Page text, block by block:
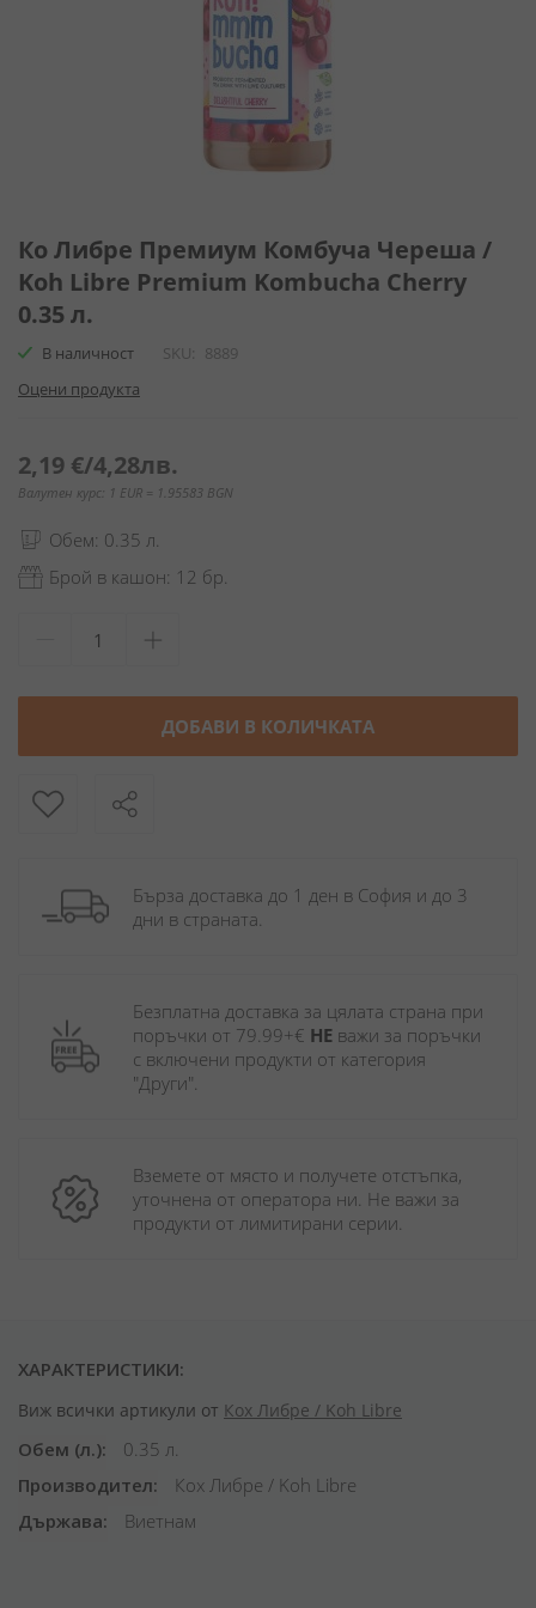
към
началото
на
галерия
снимки
Ко Либре Премиум Комбуча Череша /
Koh Libre Premium Kombucha Cherry
0.35 л.
В наличност SKU
8889
Оцени продукта
2,19 €/4,28лв.
Валутен курс: 1 EUR = 1.95583 BGN
Обем: 0.35 л.
Брой в кашон: 12 бр.
ДОБАВИ В КОЛИЧКАТА
Бърза доставка до 1 ден в София и до 3
дни в страната.
Безплатна доставка за цялата страна при
поръчки от 79.99+€ НЕ важи за поръчки
с включени продукти от категория
"Други".
Вземете от място и получете отстъпка,
уточнена от оператора ни. Не важи за
продукти от лимитирани серии.
ХАРАКТЕРИСТИКИ:
Виж всички артикули от Кох Либре / Koh Libre
Обем (л.)
0.35 л.
Производител
Кох Либре / Koh Libre
Държава
Виетнам